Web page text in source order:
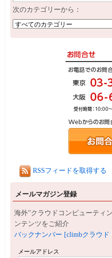
次のカテゴリーから：
RSSフィードを取得する
メールマガジン登録
海外”クラウドコンピューティ
ンテンツをご紹介
バックナンバー [climbクラウド